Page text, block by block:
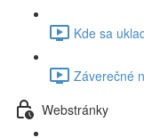
Kde sa
Záverečné
Webstránky